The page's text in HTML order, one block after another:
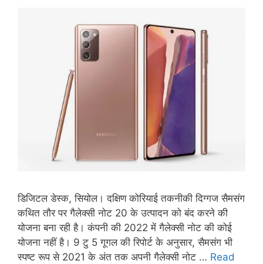
डिजिटल डेस्क, सियोल। दक्षिण कोरियाई तकनीकी दिग्गज सैमसंग
कथित तौर पर गैलेक्सी नोट 20 के उत्पादन को बंद करने की
योजना बना रही है। कंपनी की 2022 में गैलेक्सी नोट की कोई
योजना नहीं है। 9 टु 5 गूगल की रिपोर्ट के अनुसार, सैमसंग भी
स्पष्ट रूप से 2021 के अंत तक अपनी गैलेक्सी नोट … Read